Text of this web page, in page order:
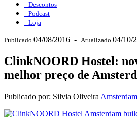
Descontos
Podcast
Loja
Publicado 04/08/2016 - Atualizado 04/10/
ClinkNOORD Hostel:
melhor preço de
Publicado por: Silvia Oliveira Amsterdam